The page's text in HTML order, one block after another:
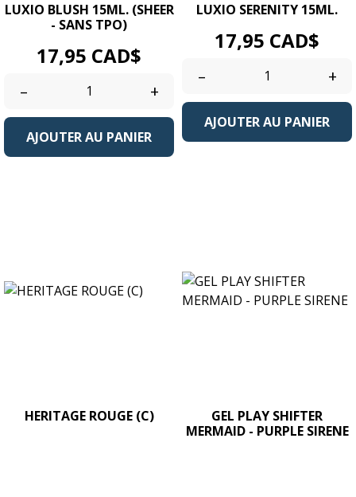
LUXIO BLUSH 15ML. (SHEER
- SANS TPO)
Prix
17,95 CAD$
– +
AJOUTER AU PANIER
LUXIO SERENITY 15ML.
Prix
17,95 CAD$
– +
AJOUTER AU PANIER
HERITAGE ROUGE (C)
GEL PLAY SHIFTER
MERMAID - PURPLE SIRENE